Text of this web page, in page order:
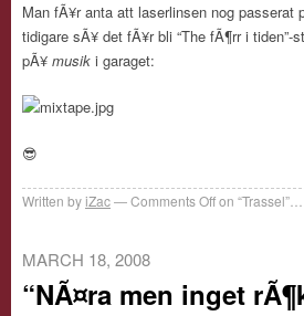
Man fÃ¥r anta att laserlinsen nog passerat
tidigare sÃ¥ det fÃ¥r bli “The fÃ¶rr i
pÃ¥ musik i garaget:
😎
Written byiZac Comments Offon “Trassel”…
MARCH 18, 2008
“NÃ¤ra men inget